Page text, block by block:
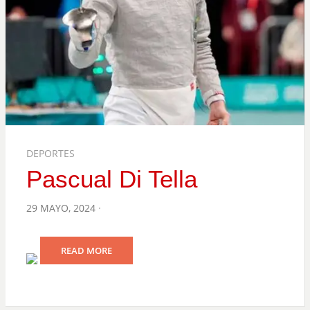
DEPORTES
Pascual Di Tella
POSTED
29 MAYO, 2024
READ MORE